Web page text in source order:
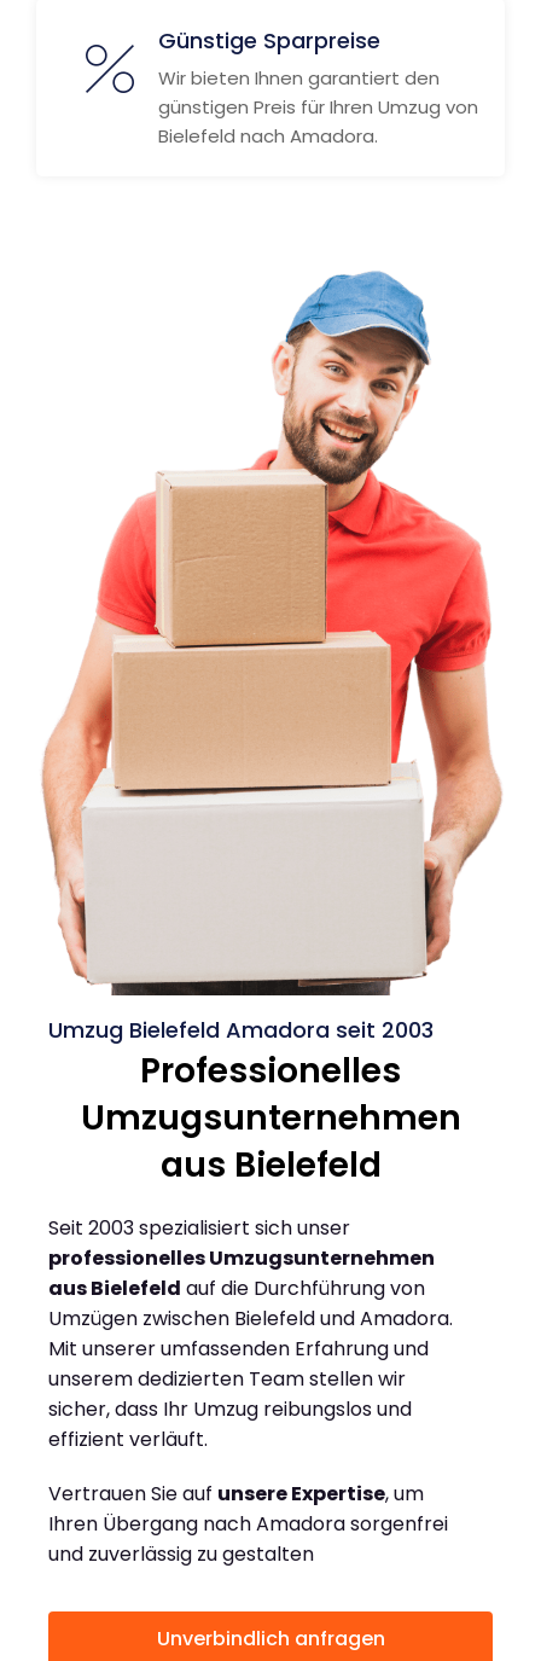
Günstige Sparpreise
Wir bieten Ihnen garantiert den
günstigen Preis für Ihren Umzug von
Bielefeld nach Amadora.
Umzug Bielefeld Amadora seit 2003
Professionelles
Umzugsunternehmen
aus Bielefeld
Seit 2003 spezialisiert sich unser
professionelles Umzugsunternehmen
aus Bielefeld auf die Durchführung von
Umzügen zwischen Bielefeld und Amadora.
Mit unserer umfassenden Erfahrung und
unserem dedizierten Team stellen wir
sicher, dass Ihr Umzug reibungslos und
effizient verläuft.
Vertrauen Sie auf unsere Expertise, um
Ihren Übergang nach Amadora sorgenfrei
und zuverlässig zu gestalten
Unverbindlich anfragen